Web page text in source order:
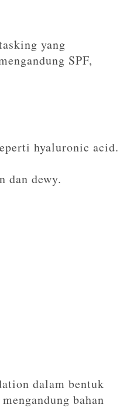
yang
SPF,
hyaluronic acid.
dan dewy.
dalam bentuk
bahan